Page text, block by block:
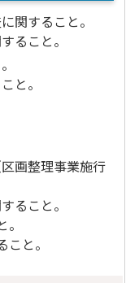
関すること。
ること。
と。
画整理事業施行
ること。
と。